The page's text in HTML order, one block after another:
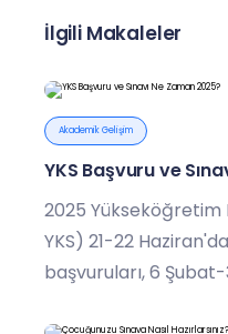
İlgili Makaleler
Akademik Gelişim
YKS Başvuru ve
2025 Yükseköğretim
YKS) 21-22
başvuruları, 6